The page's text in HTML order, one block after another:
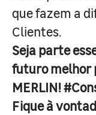
que fazem a
Clientes.
Seja parte
futuro melhor
MERLIN!
Fique à